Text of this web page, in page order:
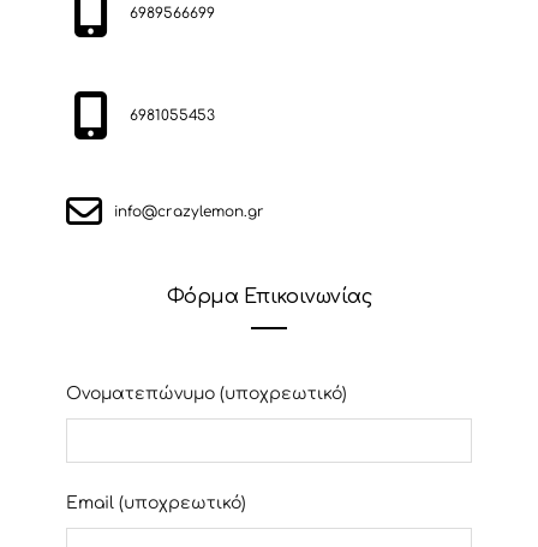
6989566699
6981055453
info@crazylemon.gr
Φόρμα Επικοινωνίας
Ονοματεπώνυμο (υποχρεωτικό)
Email (υποχρεωτικό)